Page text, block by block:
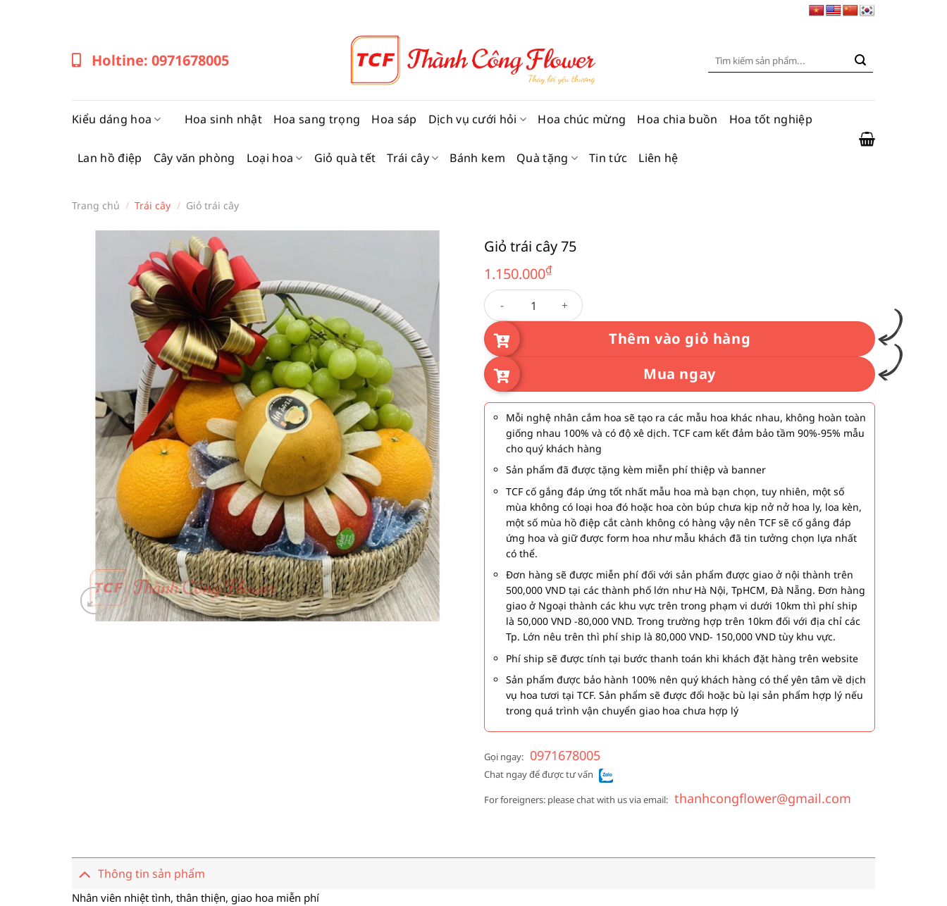
Holtine: 0971678005
Tìm
Kiểu dáng hoa Hoa sinh nhật Hoa sang trọng Hoa sáp Dịch vụ cưới hỏi Hoa chúc mừng Hoa chia buồn Hoa tốt nghiệp
Lan hồ điệp Cây văn phòng Loại hoa Giỏ quà tết Trái cây Bánh kem Quà tặng Tin tức Liên hệ
Trang chủ / Trái cây / Giỏ trái cây
Giỏ trái cây 75
1.150.000₫
Giỏ trái cây 75 số lượng
Thêm vào giỏ hàng
Mua ngay
Mỗi nghệ nhân cắm hoa sẽ tạo ra các mẫu hoa khác nhau, không hoàn toàn
giống nhau 100% và có độ xê dịch. TCF cam kết đảm bảo tầm 90%-95% mẫu
cho quý khách hàng
Sản phẩm đã được tặng kèm miễn phí thiệp và banner
TCF cố gắng đáp ứng tốt nhất mẫu hoa mà bạn chọn, tuy nhiên, một số
mùa không có loại hoa đó hoặc hoa còn búp chưa kịp nở nở hoa ly, loa kèn,
một số mùa hồ điệp cắt cành không có hàng vậy nên TCF sẽ cố gắng đáp
ứng hoa và giữ được form hoa như mẫu khách đã tin tưởng chọn lựa nhất
có thể.
Đơn hàng sẽ được miễn phí đối với sản phẩm được giao ở nội thành trên
500,000 VND tại các thành phố lớn như Hà Nội, TpHCM, Đà Nẵng. Đơn hàng
giao ở Ngoại thành các khu vực trên trong phạm vi dưới 10km thì phí ship
là 50,000 VND -80,000 VND. Trong trường hợp trên 10km đối với địa chỉ các
Tp. Lớn nêu trên thì phí ship là 80,000 VND- 150,000 VND tùy khu vực.
Phí ship sẽ được tính tại bước thanh toán khi khách đặt hàng trên website
Sản phẩm được bảo hành 100% nên quý khách hàng có thể yên tâm về dịch
vụ hoa tươi tại TCF. Sản phẩm sẽ được đổi hoặc bù lại sản phẩm hợp lý nếu
trong quá trình vận chuyển giao hoa chưa hợp lý
Gọi ngay: 0971678005
Chat ngay để được tư vấn
For foreigners: please chat with us via email: thanhcongflower@gmail.com
Thông tin sản phẩm
Nhân viên nhiệt tình, thân thiện, giao hoa miễn phí